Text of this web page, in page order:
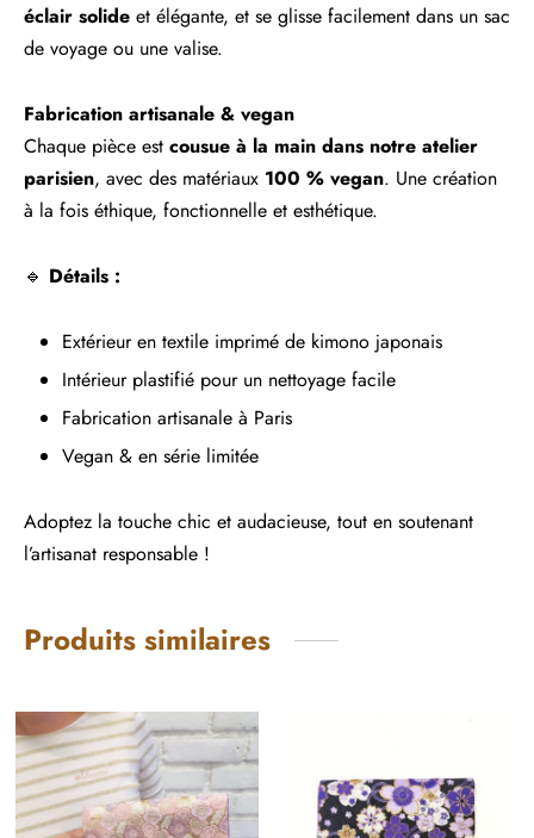
éclair solide et élégante, et se glisse facilement dans un sac
de voyage ou une valise.
Fabrication artisanale & vegan
Chaque pièce est cousue à la main dans notre atelier
parisien, avec des matériaux 100 % vegan. Une création
à la fois éthique, fonctionnelle et esthétique.
🔹 Détails :
Extérieur en textile imprimé de kimono japonais
Intérieur plastifié pour un nettoyage facile
Fabrication artisanale à Paris
Vegan & en série limitée
Adoptez la touche chic et audacieuse, tout en soutenant
l’artisanat responsable !
Produits similaires